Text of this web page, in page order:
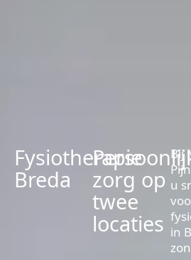
Fysiotherapie
Breda zorg op
twee
locaties
Bij
u
in